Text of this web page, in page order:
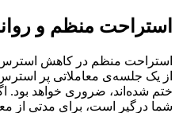
استراحت منظم و
استراحت منظم در کاهش
از یک جلسه‌ی معاملاتی پر استرس
ختم شده‌اند، ضروری خواهد
شما درگیر است، برای مدتی از